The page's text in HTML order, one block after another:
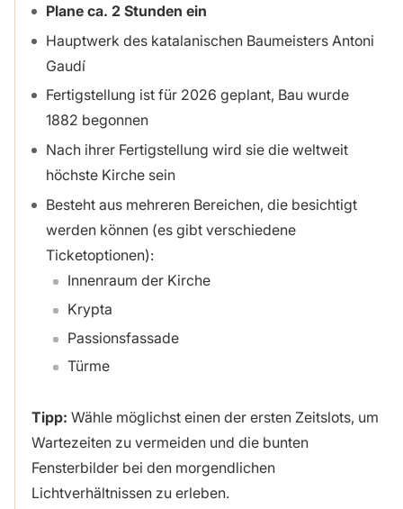
Plane ca. 2 Stunden ein
Hauptwerk des katalanischen Baumeisters Antoni
Gaudí
Fertigstellung ist für 2026 geplant, Bau wurde
1882 begonnen
Nach ihrer Fertigstellung wird sie die weltweit
höchste Kirche sein
Besteht aus mehreren Bereichen, die besichtigt
werden können (es gibt verschiedene
Ticketoptionen):
Innenraum der Kirche
Krypta
Passionsfassade
Türme
Tipp: Wähle möglichst einen der ersten Zeitslots, um
Wartezeiten zu vermeiden und die bunten
Fensterbilder bei den morgendlichen
Lichtverhältnissen zu erleben.